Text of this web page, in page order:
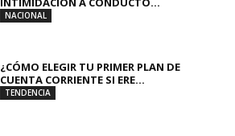
NACIONAL
¿CÓMO ELEGIR TU PRIMER PLAN DE
CUENTA CORRIENTE SI ERE...
TENDENCIA